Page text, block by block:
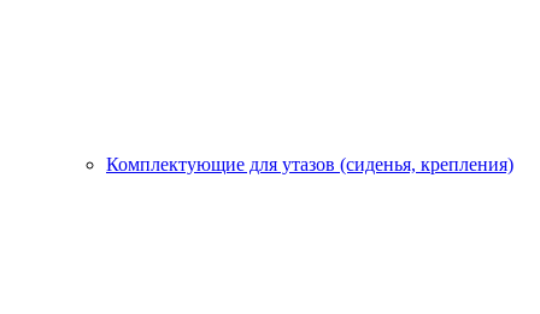
Комплектующие для утазов (сиденья, крепления)